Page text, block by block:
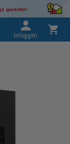
garantie!
Inloggen